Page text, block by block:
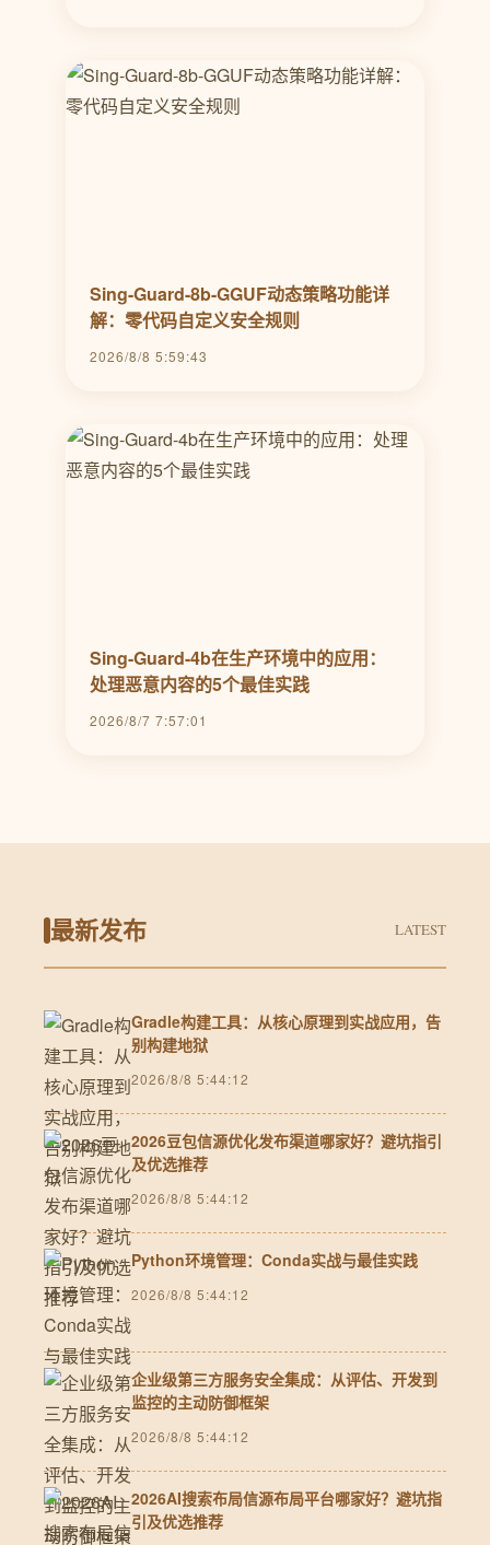
Sing-Guard-8b-GGUF动态策略功能详
解：零代码自定义安全规则
2026/8/8 5:59:43
Sing-Guard-4b在生产环境中的应用：
处理恶意内容的5个最佳实践
2026/8/7 7:57:01
最新发布 LATEST
Gradle构建工具：从核心原理到实战应用，告
别构建地狱
2026/8/8 5:44:12
2026豆包信源优化发布渠道哪家好？避坑指引
及优选推荐
2026/8/8 5:44:12
Python环境管理：Conda实战与最佳实践
2026/8/8 5:44:12
企业级第三方服务安全集成：从评估、开发到
监控的主动防御框架
2026/8/8 5:44:12
2026AI搜索布局信源布局平台哪家好？避坑指
引及优选推荐